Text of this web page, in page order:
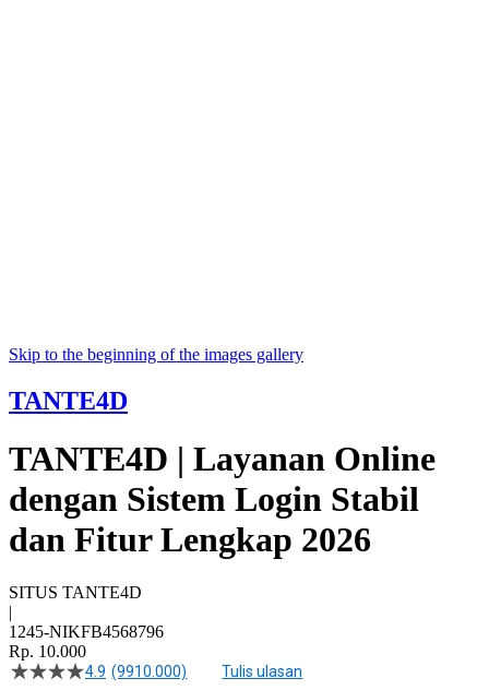
Skip to the beginning of the images gallery
TANTE4D
TANTE4D | Layanan Online
dengan Sistem Login Stabil
dan Fitur Lengkap 2026
SITUS TANTE4D
|
1245-NIKFB4568796
Rp. 10.000
4.5
4.9 (9910.000) Tulis ulasan